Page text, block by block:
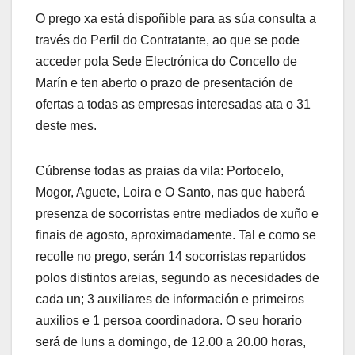
O prego xa está dispoñible para as súa consulta a
través do Perfil do Contratante, ao que se pode
acceder pola Sede Electrónica do Concello de
Marín e ten aberto o prazo de presentación de
ofertas a todas as empresas interesadas ata o 31
deste mes.
Cúbrense todas as praias da vila: Portocelo,
Mogor, Aguete, Loira e O Santo, nas que haberá
presenza de socorristas entre mediados de xuño e
finais de agosto, aproximadamente. Tal e como se
recolle no prego, serán 14 socorristas repartidos
polos distintos areias, segundo as necesidades de
cada un; 3 auxiliares de información e primeiros
auxilios e 1 persoa coordinadora. O seu horario
será de luns a domingo, de 12.00 a 20.00 horas,